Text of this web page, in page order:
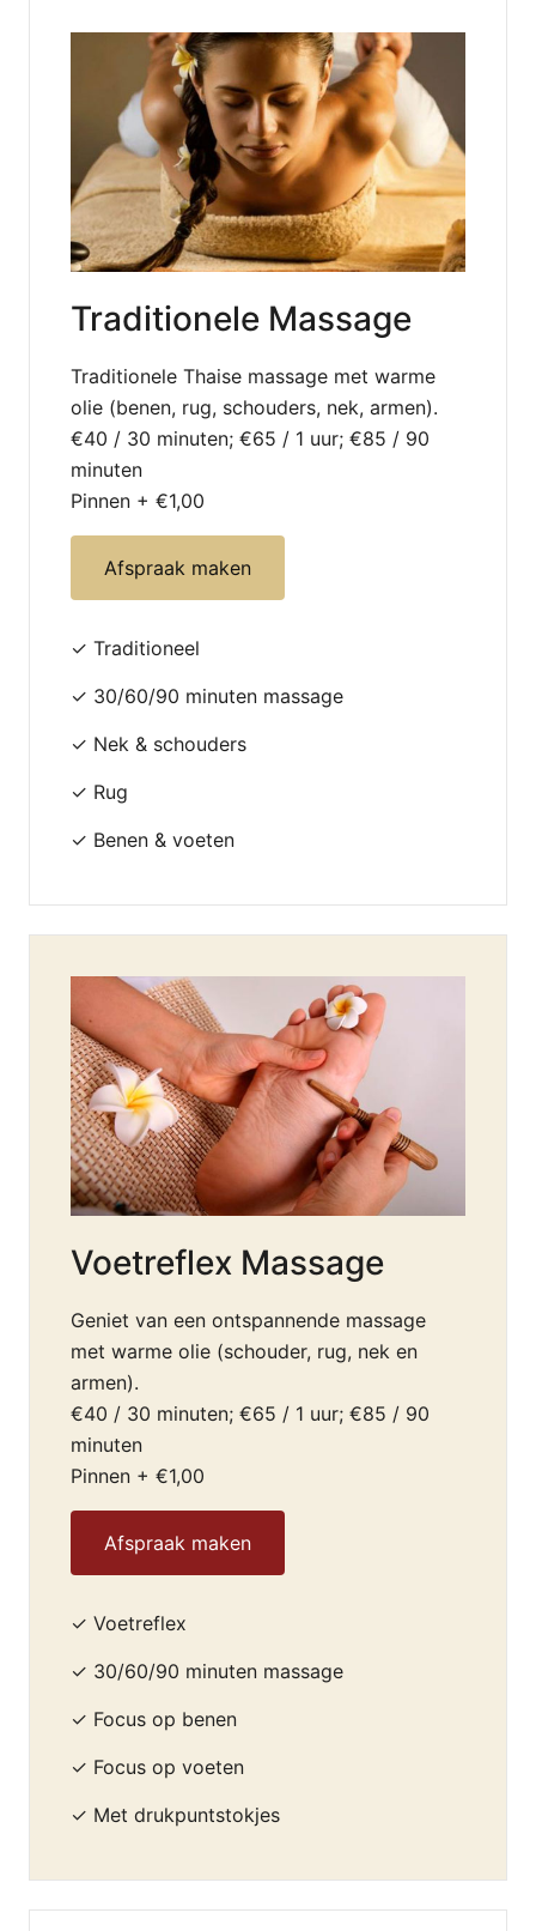
Traditionele Massage
Traditionele Thaise massage met warme
olie (benen, rug, schouders, nek, armen).
€40 / 30 minuten; €65 / 1 uur; €85 / 90
minuten
Pinnen + €1,00
Afspraak maken
✓ Traditioneel
✓ 30/60/90 minuten massage
✓ Nek & schouders
✓ Rug
✓ Benen & voeten
Voetreflex Massage
Geniet van een ontspannende massage
met warme olie (schouder, rug, nek en
armen).
€40 / 30 minuten; €65 / 1 uur; €85 / 90
minuten
Pinnen + €1,00
Afspraak maken
✓ Voetreflex
✓ 30/60/90 minuten massage
✓ Focus op benen
✓ Focus op voeten
✓ Met drukpuntstokjes